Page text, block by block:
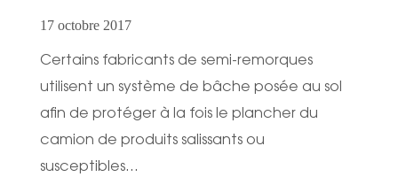
17 octobre 2017
Certains fabricants de semi-remorques
utilisent un système de bâche posée au sol
afin de protéger à la fois le plancher du
camion de produits salissants ou
susceptibles...